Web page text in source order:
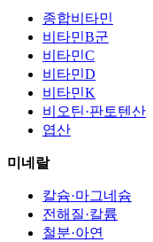
종합비타민
비타민B군
비타민C
비타민D
비타민K
비오틴·판토텐산
엽산
미네랄
칼슘·마그네슘
전해질·칼륨
철분·아연